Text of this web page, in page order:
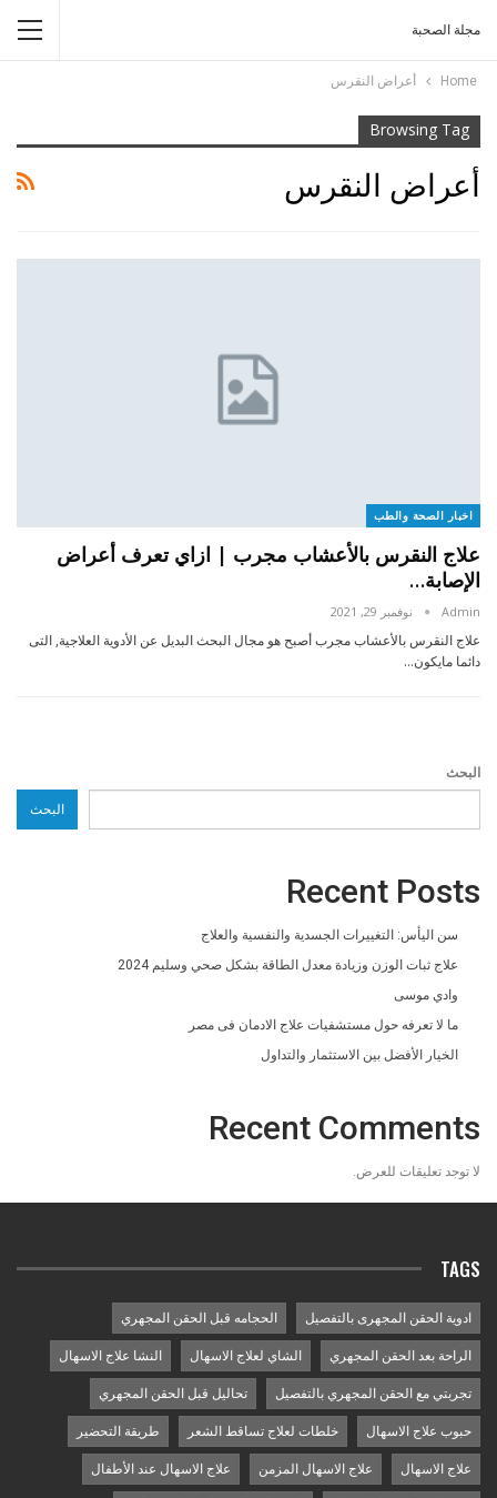
مجلة الصحبة
Home أعراض النقرس
Browsing Tag
أعراض النقرس
اخبار الصحة والطب
علاج النقرس بالأعشاب مجرب | ازاي تعرف أعراض
الإصابة…
Admin نوفمبر 29, 2021
علاج النقرس بالأعشاب مجرب أصبح هو مجال البحث البديل عن الأدوية العلاجية, التى
دائما مايكون…
البحث
البحث
Recent Posts
سن اليأس: التغييرات الجسدية والنفسية والعلاج
علاج ثبات الوزن وزيادة معدل الطاقة بشكل صحي وسليم 2024
وادي موسى
ما لا تعرفه حول مستشفيات علاج الادمان فى مصر
الخيار الأفضل بين الاستثمار والتداول
Recent Comments
لا توجد تعليقات للعرض.
TAGS
ادوية الحقن المجهرى بالتفصيل الحجامه قبل الحقن المجهري
الراحة بعد الحقن المجهري الشاي لعلاج الاسهال النشا علاج الاسهال
تجربتي مع الحقن المجهري بالتفصيل تحاليل قبل الحقن المجهري
حبوب علاج الاسهال خلطات لعلاج تساقط الشعر طريقة التحضير
علاج الاسهال علاج الاسهال المزمن علاج الاسهال عند الأطفال